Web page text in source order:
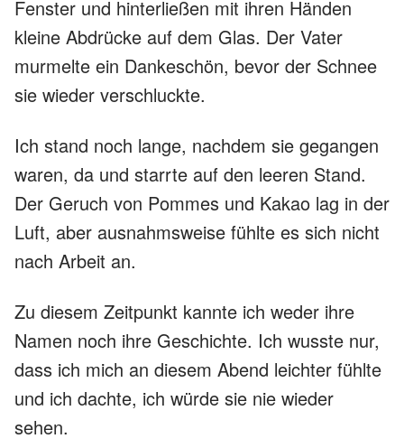
Fenster und hinterließen mit ihren Händen
kleine Abdrücke auf dem Glas. Der Vater
murmelte ein Dankeschön, bevor der Schnee
sie wieder verschluckte.
Ich stand noch lange, nachdem sie gegangen
waren, da und starrte auf den leeren Stand.
Der Geruch von Pommes und Kakao lag in der
Luft, aber ausnahmsweise fühlte es sich nicht
nach Arbeit an.
Zu diesem Zeitpunkt kannte ich weder ihre
Namen noch ihre Geschichte. Ich wusste nur,
dass ich mich an diesem Abend leichter fühlte
und ich dachte, ich würde sie nie wieder
sehen.